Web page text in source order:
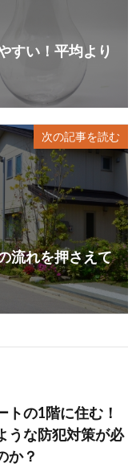
すい！平均より
次の記事を読む
流れを押さえて
トの1階に住む！
うな防犯対策が必
か？